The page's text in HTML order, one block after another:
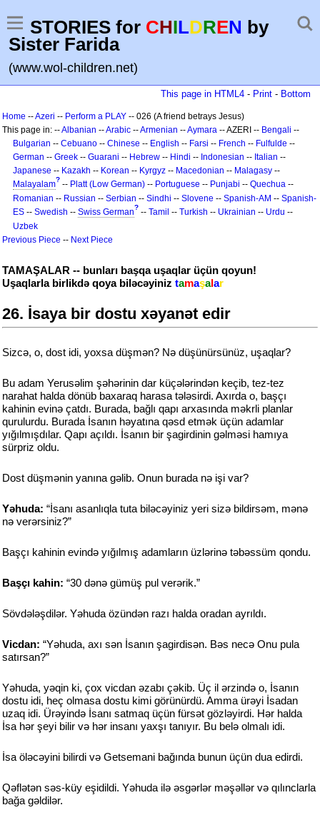
STORIES for CHILDREN by
Sister Farida
(www.wol-children.net)
This page in HTML4 - Print - Bottom
Home --Azeri -- Perform a PLAY -- 026 (A friend betrays Jesus)
This page in: --Albanian --Arabic --Armenian --Aymara -- AZERI -- Bengali --
Bulgarian -- Cebuano -- Chinese -- English -- Farsi -- French -- Fulfulde --
German -- Greek -- Guarani -- Hebrew -- Hindi -- Indonesian -- Italian --
Japanese -- Kazakh -- Korean -- Kyrgyz -- Macedonian -- Malagasy --
Malayalam? -- Platt (Low German) -- Portuguese -- Punjabi -- Quechua --
Romanian -- Russian -- Serbian -- Sindhi -- Slovene -- Spanish-AM -- Spanish-
ES -- Swedish -- Swiss German? -- Tamil -- Turkish -- Ukrainian -- Urdu --
Uzbek
Previous Piece -- Next Piece
TAMAŞALAR -- bunları başqa uşaqlar üçün qoyun!
Uşaqlarla birlikdə qoya biləcəyiniz tamaşalar
26. İsaya bir dostu xəyanət edir
Sizcə, o, dost idi, yoxsa düşmən? Nə düşünürsünüz, uşaqlar?
Bu adam Yerusəlim şəhərinin dar küçələrindən keçib, tez-tez
narahat halda dönüb baxaraq harasa tələsirdi. Axırda o, başçı
kahinin evinə çatdı. Burada, bağlı qapı arxasında məkrli planlar
qurulurdu. Burada İsanın həyatına qəsd etmək üçün adamlar
yığılmışdılar. Qapı açıldı. İsanın bir şagirdinin gəlməsi hamıya
sürpriz oldu.
Dost düşmənin yanına gəlib. Onun burada nə işi var?
Yəhuda: “İsanı asanlıqla tuta biləcəyiniz yeri sizə bildirsəm, mənə
nə verərsiniz?”
Başçı kahinin evində yığılmış adamların üzlərinə təbəssüm qondu.
Başçı kahin: “30 dənə gümüş pul verərik.”
Sövdələşdilər. Yəhuda özündən razı halda oradan ayrıldı.
Vicdan: “Yəhuda, axı sən İsanın şagirdisən. Bəs necə Onu pula
satırsan?”
Yəhuda, yəqin ki, çox vicdan əzabı çəkib. Üç il ərzində o, İsanın
dostu idi, heç olmasa dostu kimi görünürdü. Amma ürəyi İsadan
uzaq idi. Ürəyində İsanı satmaq üçün fürsət gözləyirdi. Hər halda
İsa hər şeyi bilir və hər insanı yaxşı tanıyır. Bu belə olmalı idi.
İsa öləcəyini bilirdi və Getsemani bağında bunun üçün dua edirdi.
Qəflətən səs-küy eşidildi. Yəhuda ilə əsgərlər məşəllər və qılınclarla
bağa gəldilər.